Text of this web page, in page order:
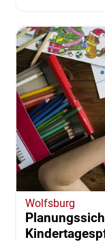
Wolfsburg